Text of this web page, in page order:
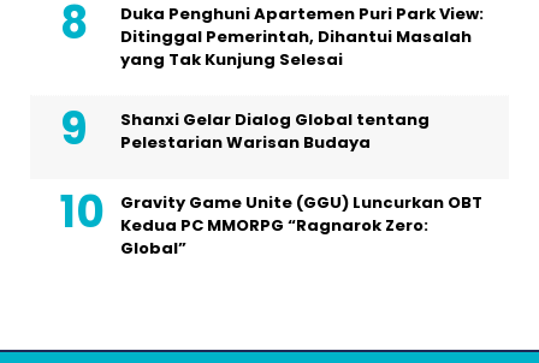
Duka Penghuni Apartemen Puri Park View:
Ditinggal Pemerintah, Dihantui Masalah
yang Tak Kunjung Selesai
Shanxi Gelar Dialog Global tentang
Pelestarian Warisan Budaya
Gravity Game Unite (GGU) Luncurkan OBT
Kedua PC MMORPG “Ragnarok Zero:
Global”